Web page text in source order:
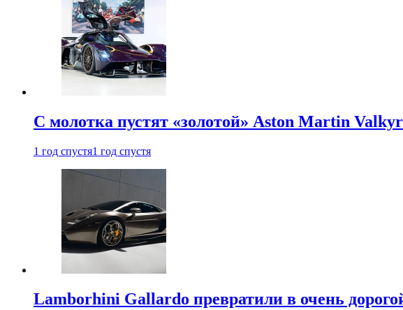
С молотка пустят «золотой» Aston Martin
1 год спустя1 год спустя
Lamborhini Gallardo превратили в очень